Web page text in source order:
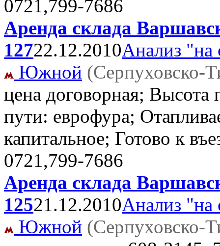
0721,799-7686
Аренда склада
12722.12.2010Анализ "на
Южной (Серпуховско-
цена договорная; Высота
пути: еврофура;
капитальное; Готово к
0721,799-7686
Аренда склада
12521.12.2010Анализ "на
Южной (Серпуховско-